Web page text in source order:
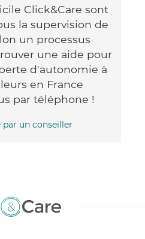
Click&Care sont
la supervision de
un processus
une aide pour
d'autonomie à
en France
par téléphone !
par un conseiller